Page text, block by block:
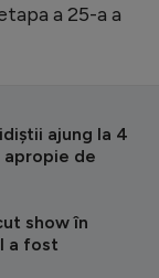
a 25-a a
ajung la 4
de
show în
a fost